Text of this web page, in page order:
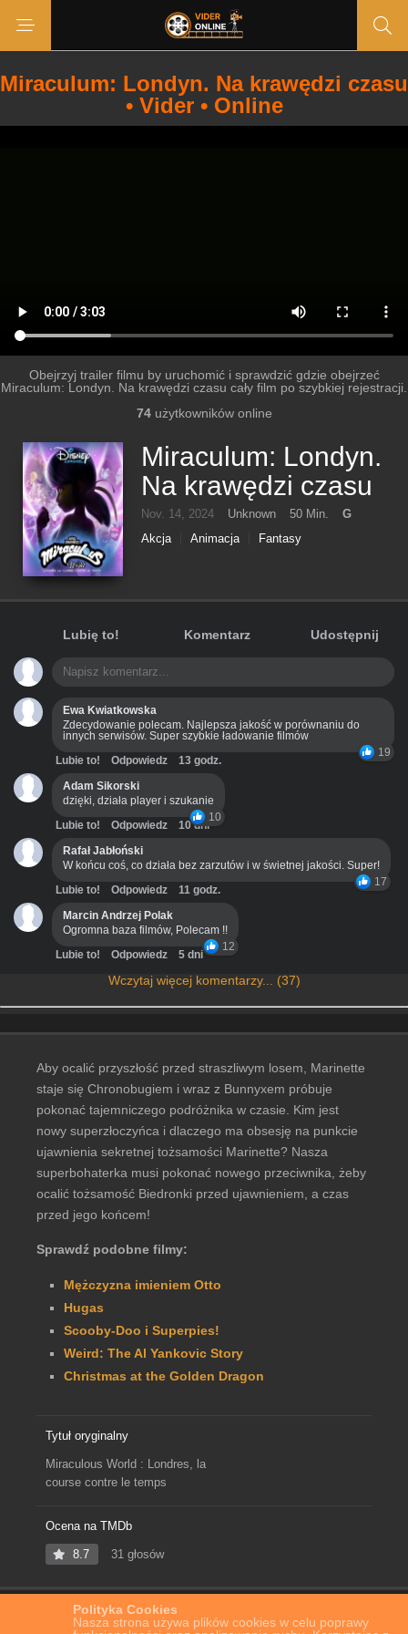
Polityka Cookies
Nasza strona używa plików cookies w celu poprawy
Miraculum: Londyn. Na krawędzi czasu
• Vider • Online
Obejrzyj trailer filmu by uruchomić i sprawdzić gdzie obejrzeć
Miraculum: Londyn. Na krawędzi czasu cały film po szybkiej rejestracji.
74użytkowników online
Miraculum: Londyn.
Na krawędzi czasu
Nov. 14, 2024 Unknown 50 Min.
G
Akcja
Animacja
Fantasy
Lubię to! Komentarz Udostępnij
Ewa Kwiatkowska
Zdecydowanie polecam. Najlepsza jakość w porównaniu do
innych serwisów. Super szybkie ładowanie filmów
19
Lubie to! Odpowiedz
13 godz.
Adam Sikorski
dzięki, działa player i szukanie
10
Lubie to! Odpowiedz
10 dni
Rafał Jabłoński
W końcu coś, co działa bez zarzutów i w świetnej jakości. Super!
17
Lubie to! Odpowiedz
11 godz.
Marcin Andrzej Polak
Ogromna baza filmów, Polecam !!
12
Lubie to! Odpowiedz 5 dni
Wczytaj więcej komentarzy... (37)
Aby ocalić przyszłość przed straszliwym losem, Marinette
staje się Chronobugiem i wraz z Bunnyxem próbuje
pokonać tajemniczego podróżnika w czasie. Kim jest
nowy superzłoczyńca i dlaczego ma obsesję na punkcie
ujawnienia sekretnej tożsamości Marinette? Nasza
superbohaterka musi pokonać nowego przeciwnika, żeby
ocalić tożsamość Biedronki przed ujawnieniem, a czas
przed jego końcem!
Sprawdź podobne filmy:
Mężczyzna imieniem Otto
Hugas
Scooby-Doo i Superpies!
Weird: The Al Yankovic Story
Christmas at the Golden Dragon
Tytuł oryginalny
Miraculous World : Londres, la
course contre le temps
Ocena na TMDb
8.7 31 głosów
Film Online Miraculum: Londyn. Na krawędzi czasu